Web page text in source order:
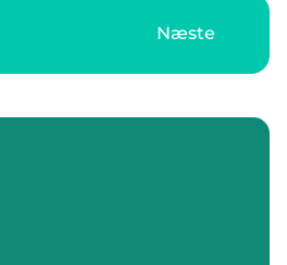
Næste